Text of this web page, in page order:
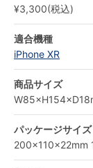
¥3,300(税込)
適合機種
iPhone XR
商品サイズ
パッケージサイズ
200×110×22mm